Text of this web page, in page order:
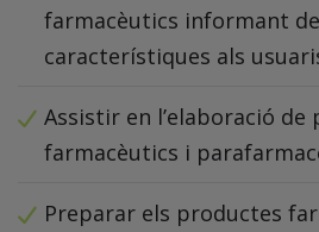
farmacèutics informant
característiques als
Assistir en l’elaboració de
farmacèutics i
Preparar els productes